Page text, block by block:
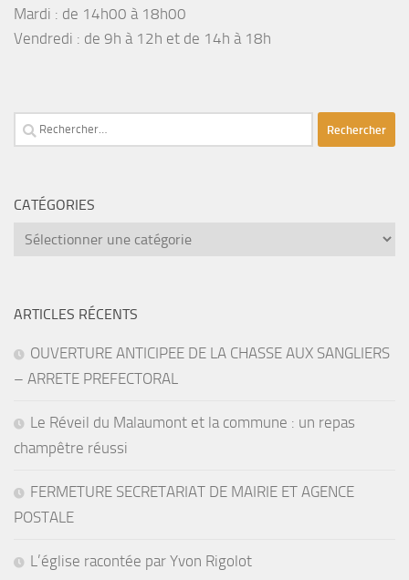
Mardi : de 14h00 à 18h00
Vendredi : de 9h à 12h et de 14h à 18h
Rechercher :
CATÉGORIES
catégories
ARTICLES RÉCENTS
OUVERTURE ANTICIPEE DE LA CHASSE AUX SANGLIERS
– ARRETE PREFECTORAL
Le Réveil du Malaumont et la commune : un repas
champêtre réussi
FERMETURE SECRETARIAT DE MAIRIE ET AGENCE
POSTALE
L’église racontée par Yvon Rigolot